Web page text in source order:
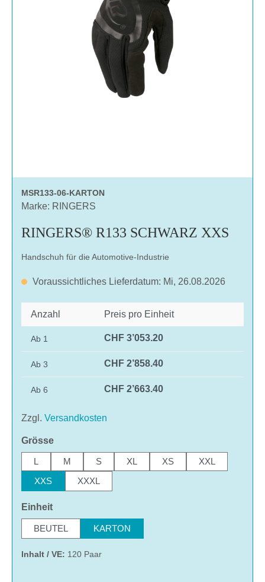
MSR133-06-KARTON
Marke: RINGERS
RINGERS® R133 SCHWARZ XXS
Handschuh für die Automotive-Industrie
Voraussichtliches Lieferdatum: Mi, 26.08.2026
Anzahl Preis pro Einheit
Ab 1 CHF 3’053.20
Ab 3 CHF 2’858.40
Ab 6 CHF 2’663.40
Zzgl. Versandkosten
Grösseauswählen
L M S XL XS
XXL
XXS
XXXL
Einheitauswählen
BEUTEL KARTON
Inhalt / VE: 120 Paar